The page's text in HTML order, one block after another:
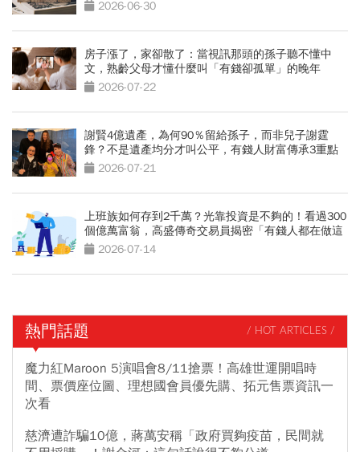
2026-06-30
房子漲了，家卻散了：當視訊那頭的孫子聽不懂中
文，熟齡父母才懂什麼叫「有錢卻孤單」的晚年
2026-07-22
謝賢4億遺產，為何90％留給孫子，而非兒子謝霆
鋒？不是遺產均分才叫公平，有錢人財富傳承3重點
2026-07-21
上班族如何存到2千萬？光靠投資是不夠的！看過300
個億萬富翁，高盛傳奇交易員揭密「有錢人都在做這
2件事」
2026-07-14
熱門話題 / HOT ARTICLES /
魔力紅Maroon 5演唱會8/11搶票！高雄世運開唱時
間、票價座位圖、理想國會員優先購、拓元售票資訊一
次看
慈濟遭詐騙10億，蔣萬安稱「政府買夠疫苗，民間就